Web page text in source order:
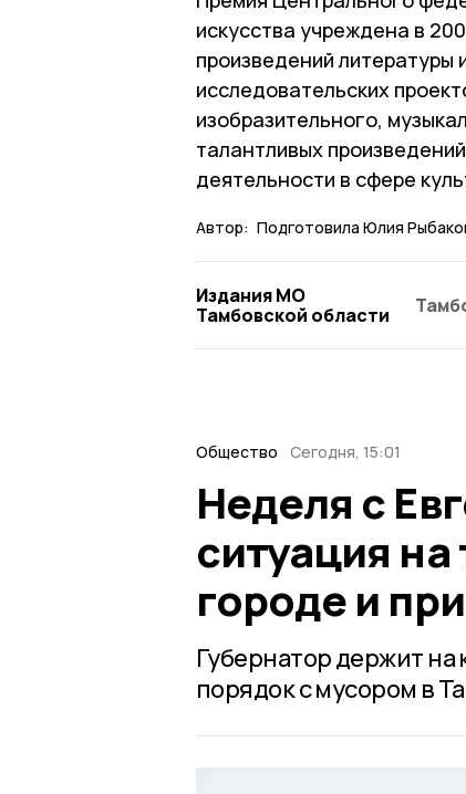
искусства учреждена в
произведений литературы
исследовательских
изобразительного,
талантливых
деятельности в сфере
Автор: Подготовила Юлия
Издания МО
Тамбовской области
Общество Сегодня, 15:01
Неделя с
ситуация
городе и
Губернатор держит на
порядок с мусором в